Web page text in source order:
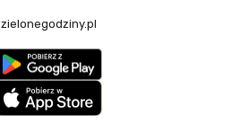
zielonegodziny.pl